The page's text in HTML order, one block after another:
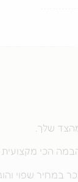
שלך.
הכי
שפוי